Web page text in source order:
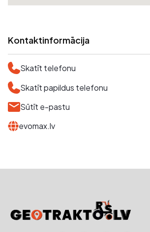
Kontaktinformācija
Skatīt telefonu
Skatīt papildus telefonu
Sūtīt e-pastu
evomax.lv